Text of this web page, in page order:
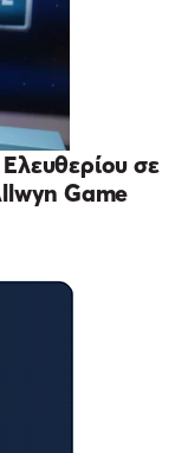
σε
Game